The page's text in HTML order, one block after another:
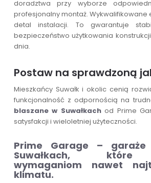
doradztwa przy wyborze
profesjonalny montaż. Wykwalifikowane
detal instalacji. To gwarantuje
bezpieczeństwo użytkowania
dnia.
Postaw na sprawdzoną
Mieszkańcy Suwałk i okolic cenią
funkcjonalność z odpornością na
blaszane w Suwałkachod Prime
satysfakcji i wieloletniej użyteczności.
Prime Garage –
Suwałkach, które
wymaganiom nawet
klimatu.